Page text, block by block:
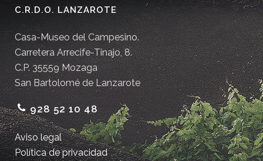
C.R.D.O. LANZAROTE
Casa-Museo del Campesino.
Carretera Arrecife-Tinajo, 8.
C.P. 35559 Mozaga
San Bartolomé de Lanzarote
928 52 10 48
Aviso legal
Política de privacidad